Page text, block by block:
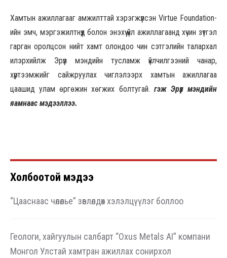
Хамтын ажиллагааг амжилттай хэрэгжүүлсэн Virtue Foundation-
ийн эмч, мэргэжилтнүүд болон энэхүү үйл ажиллагаанд хүчин зүтгэл
гарган оролцсон нийт хамт олондоо чин сэтгэлийн талархал
илэрхийлж Эрүүл мэндийн тусламж үйлчилгээний чанар,
хүртээмжийг сайжруулах чиглэлээрх хамтын ажиллагаа
цаашид улам өргөжин хөгжих болтугай. гэж Эрүүл мэндийн
яамнаас мэдээллээ.
Холбоотой мэдээ
“Цааснаас чөлөөлье” зөвлөлдөх хэлэлцүүлэг боллоо
Геологи, хайгуулын салбарт “Oxus Metals AI” компани
Монгол Улстай хамтран ажиллах сонирхол